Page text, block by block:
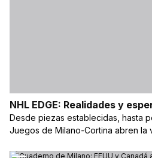
NHL EDGE: Realidades y
Desde piezas establecidas, hasta
Juegos de Milano-Cortina abren la